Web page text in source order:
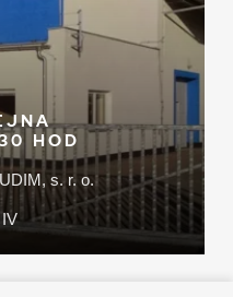
HOD
s. r. o.